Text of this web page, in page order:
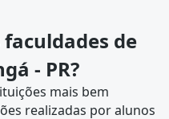
de
- PR?
mais bem
realizadas por alunos